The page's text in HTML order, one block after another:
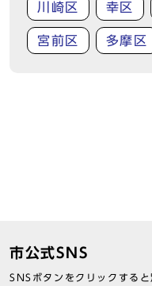
川崎区 幸区
宮前区 多摩区
市公式SNS
SNSボタンをクリックする